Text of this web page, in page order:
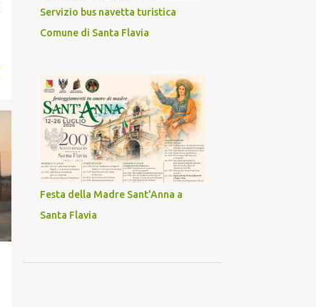
Servizio bus navetta turistica
Comune di Santa Flavia
Festa della Madre Sant'Anna a
Santa Flavia